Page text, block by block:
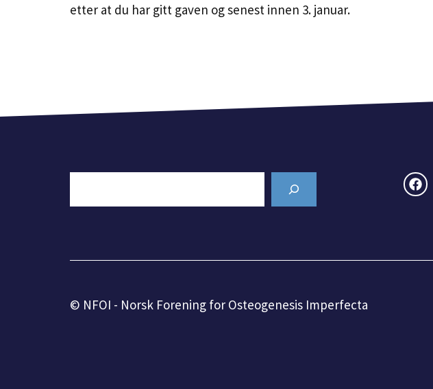
etter at du har gitt gaven og senest innen 3. januar.
© NFOI - Norsk Forening for Osteogenesis Imperfecta